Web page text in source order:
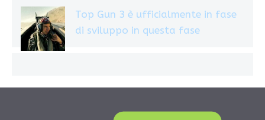
Top Gun 3 è ufficialmente in fase
di sviluppo in questa fase